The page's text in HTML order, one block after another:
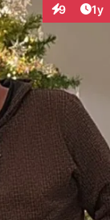
9 1y